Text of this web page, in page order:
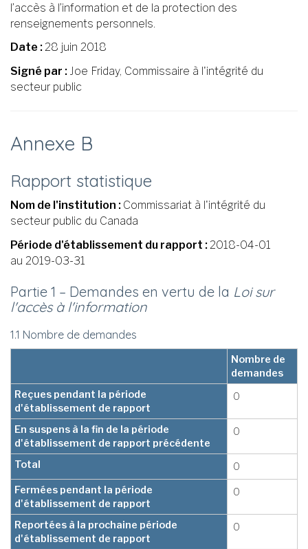
l’accès à l’information et de la protection des
renseignements personnels.
Date :28 juin 2018
Signé par : Joe Friday, Commissaire à l'intégrité du
secteur public
Annexe B
Rapport statistique
Nom de l'institution : Commissariat à l'intégrité du
secteur public du Canada
Période d'établissement du rapport :2018-04-01
au 2019-03-31
Partie 1 – Demandes en vertu de la Loi sur
l'accès à l'information
1.1 Nombre de demandes
Nombre de
demandes
Reçues pendant la période
d'établissement de rapport
0
En suspens à la fin de la période
d'établissement de rapport précédente
0
Total
0
Fermées pendant la période
d'établissement de rapport
0
Reportées à la prochaine période
d'établissement de rapport
0